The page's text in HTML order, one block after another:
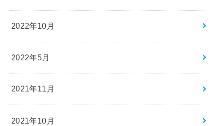
2022年10月
2022年5月
2021年11月
2021年10月